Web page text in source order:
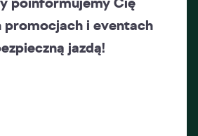
promocjach i eventach
jazdą!